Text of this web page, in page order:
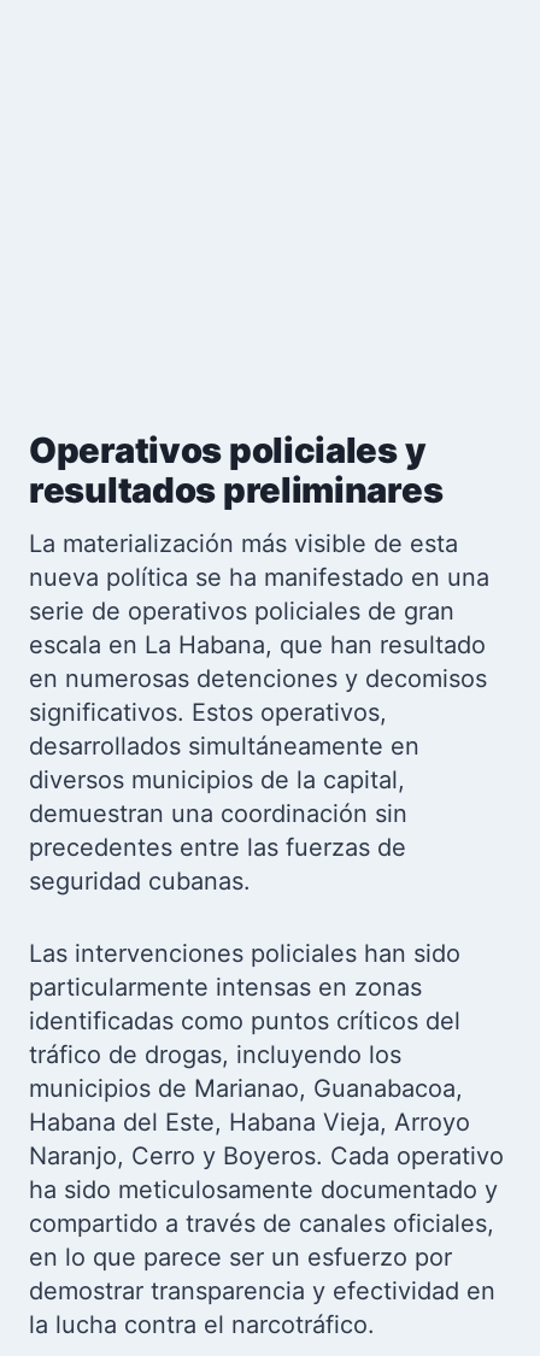
Operativos policiales y
resultados preliminares
La materialización más visible de esta
nueva política se ha manifestado en una
serie de operativos policiales de gran
escala en La Habana, que han resultado
en numerosas detenciones y decomisos
significativos. Estos operativos,
desarrollados simultáneamente en
diversos municipios de la capital,
demuestran una coordinación sin
precedentes entre las fuerzas de
seguridad cubanas.
Las intervenciones policiales han sido
particularmente intensas en zonas
identificadas como puntos críticos del
tráfico de drogas, incluyendo los
municipios de Marianao, Guanabacoa,
Habana del Este, Habana Vieja, Arroyo
Naranjo, Cerro y Boyeros. Cada operativo
ha sido meticulosamente documentado y
compartido a través de canales oficiales,
en lo que parece ser un esfuerzo por
demostrar transparencia y efectividad en
la lucha contra el narcotráfico.